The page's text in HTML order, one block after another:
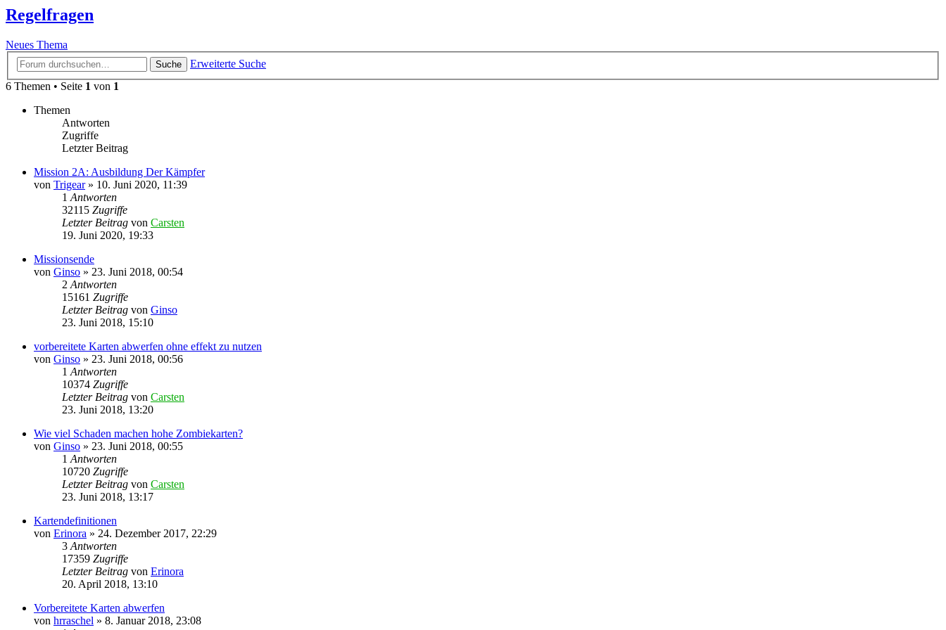
Regelfragen
Neues Thema
Suche
Erweiterte Suche
6 Themen • Seite 1 von 1
Themen
Antworten
Zugriffe
Letzter Beitrag
Mission 2A: Ausbildung Der Kämpfer
von Trigear» 10. Juni 2020, 11:39
1 Antworten
32115 Zugriffe
Letzter Beitrag von Carsten
19. Juni 2020, 19:33
Missionsende
von Ginso » 23. Juni 2018, 00:54
2 Antworten
15161 Zugriffe
Letzter Beitrag von Ginso
23. Juni 2018, 15:10
vorbereitete Karten abwerfen ohne effekt zu nutzen
von Ginso » 23. Juni 2018, 00:56
1 Antworten
10374 Zugriffe
Letzter Beitrag von Carsten
23. Juni 2018, 13:20
Wie viel Schaden machen hohe Zombiekarten?
von Ginso » 23. Juni 2018, 00:55
1 Antworten
10720 Zugriffe
Letzter Beitrag von Carsten
23. Juni 2018, 13:17
Kartendefinitionen
von Erinora » 24. Dezember 2017, 22:29
3 Antworten
17359 Zugriffe
Letzter Beitrag von Erinora
20. April 2018, 13:10
Vorbereitete Karten abwerfen
von hrraschel » 8. Januar 2018, 23:08